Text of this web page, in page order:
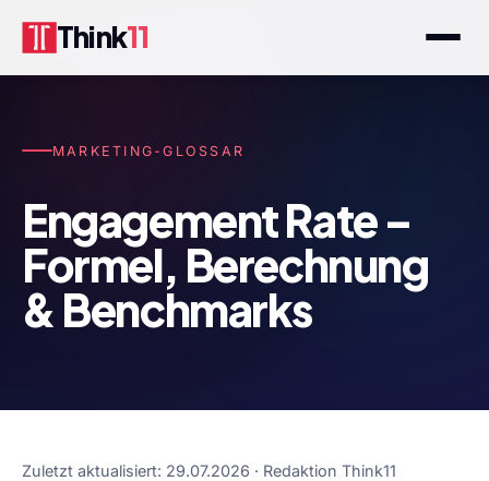
Think11
MARKETING-GLOSSAR
Engagement Rate –
Formel, Berechnung
& Benchmarks
Zuletzt aktualisiert: 29.07.2026 · Redaktion Think11